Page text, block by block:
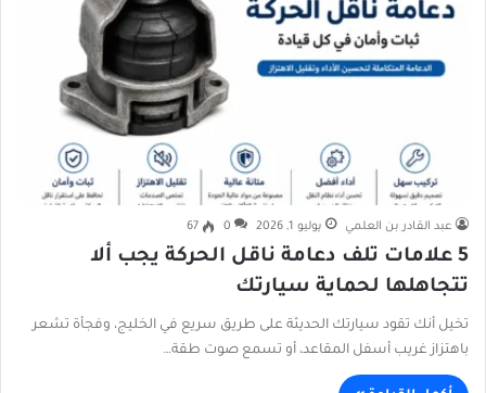
عبد القادر بن العلمي يوليو 1, 2026 0
67
5 علامات تلف دعامة ناقل الحركة يجب ألا
تتجاهلها لحماية سيارتك
تخيل أنك تقود سيارتك الحديثة على طريق سريع في الخليج، وفجأة تشعر
باهتزاز غريب أسفل المقاعد، أو تسمع صوت طقة…